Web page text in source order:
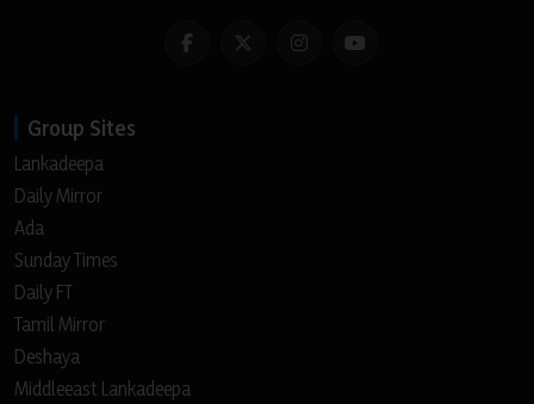
Group Sites
Lankadeepa
Daily Mirror
Ada
Sunday Times
Daily FT
Tamil Mirror
Deshaya
Middleeast Lankadeepa